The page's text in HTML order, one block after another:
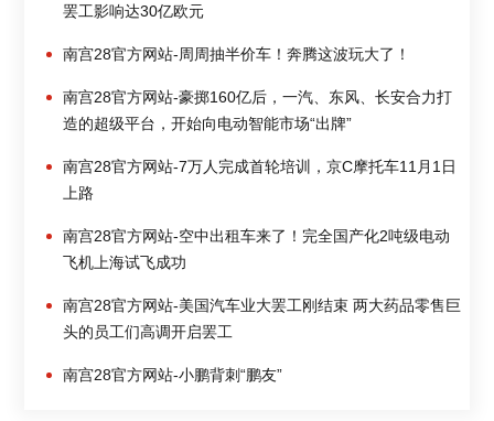
罢工影响达30亿欧元
南宫28官方网站-周周抽半价车！奔腾这波玩大了！
南宫28官方网站-豪掷160亿后，一汽、东风、长安合力打
造的超级平台，开始向电动智能市场“出牌”
南宫28官方网站-7万人完成首轮培训，京C摩托车11月1日
上路
南宫28官方网站-空中出租车来了！完全国产化2吨级电动
飞机上海试飞成功
南宫28官方网站-美国汽车业大罢工刚结束 两大药品零售巨
头的员工们高调开启罢工
南宫28官方网站-小鹏背刺“鹏友”